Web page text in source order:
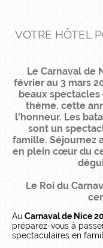
VOTRE HÔTEL
Le Carnaval de
février au 3 mars
beaux spectacles
thème, cette
l’honneur. Les
sont un
famille. Séjournez
en plein cœur du
Le Roi du
Au Carnaval de Nice
préparez-vous à
spectaculaires en